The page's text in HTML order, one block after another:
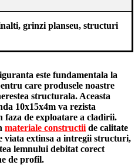
grinzi planseu, structuri
este fundamentala la
care produsele noastre
structurala. Aceasta
10x15x4m va rezista
faza de exploatare a cladirii.
materiale constructii de calitate
viata extinsa a intregii structuri,
lemnului debitat corect
de profil.